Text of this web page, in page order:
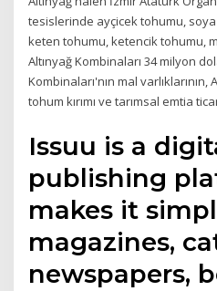
tesislerinde ayçicek tohumu,
keten tohumu, ketencik tohumu,
Altınyağ Kombinaları 34 milyon
Kombinaları'nın mal varlıklarının,
tohum kırımı ve tarımsal emtia
Issuu is a
publishing
makes it
magazines,
newspapers,